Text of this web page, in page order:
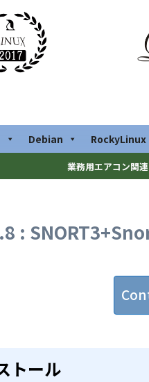
Debian RockyLinux
業務用エアコン関
:
トール